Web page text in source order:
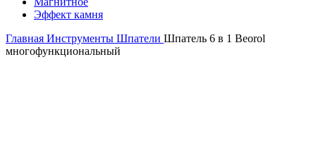
Эффект камня
Главная Инструменты Шпатели Шпатель 6 в 1 Beorol
многофункциональный